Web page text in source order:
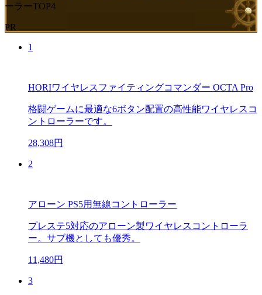
ーラーTOP4
PR
1
HORIワイヤレスファイティングコマンダー OCTA Pro
格闘ゲームに最適な6ボタン配置の高性能ワイヤレスコ
ントローラーです。
28,308円
2
アローン PS5用無線コントローラー
プレステ5対応のアローン製ワイヤレスコントローラ
ー。サブ機としても優秀。
11,480円
3